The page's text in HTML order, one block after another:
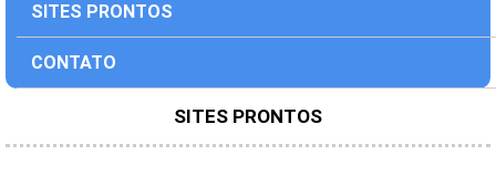
SITES PRONTOS
CONTATO
SITES PRONTOS